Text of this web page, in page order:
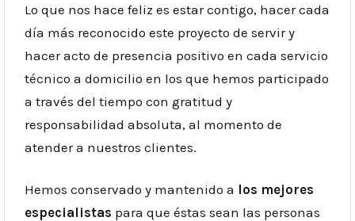
Lo que nos hace feliz es estar contigo, hacer cada
día más reconocido este proyecto de servir y
hacer acto de presencia positivo en cada servicio
técnico a domicilio en los que hemos participado
a través del tiempo con gratitud y
responsabilidad absoluta, al momento de
atender a nuestros clientes.
Hemos conservado y mantenido a los mejores
especialistas para que éstas sean las personas